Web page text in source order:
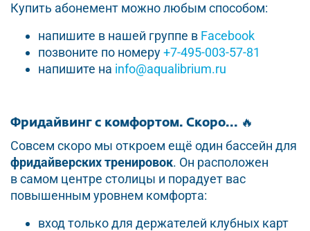
Купить абонемент можно любым способом:
напишите в нашей группе в Facebook
позвоните по номеру+7-495-003-57-81
напишите на info@aqualibrium.ru
Фридайвинг с комфортом. Скоро... 🔥
Совсем скоро мы откроем ещё один бассейн для
фридайверских тренировок. Он расположен
в самом центре столицы и порадует вас
повышенным уровнем комфорта:
вход только для держателей клубных карт